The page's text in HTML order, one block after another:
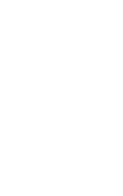
El tribunal lo
circunstancias de
años de prisión.
uno de los cuatro
El jurado popular
fue la víctima quien
el acusado se
acción «innecesaria
eximente